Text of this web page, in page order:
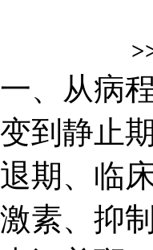
一、从病
变到静止
退期、临
激素、抑